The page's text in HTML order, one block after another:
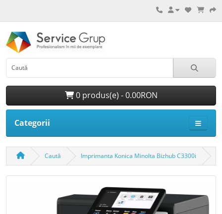
0 produs(e) - 0.00RON
Categorii
Caută Imprimanta Konica Minolta Bizhub C3300i